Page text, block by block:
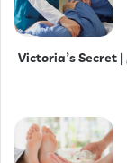
بادی اسپلش ویکتوریا سکرت اسکوئیز آف پاین اپل | Victoria’s Secret